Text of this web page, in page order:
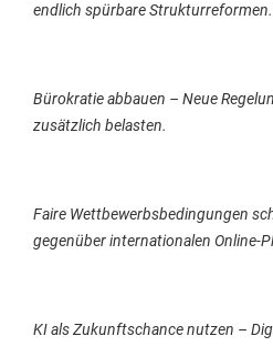
endlich spürbare Strukturreformen.
Bürokratie abbauen – Neue
zusätzlich belasten.
Faire Wettbewerbsbedingungen
gegenüber internationalen Online-
KI als Zukunftschance nutzen –